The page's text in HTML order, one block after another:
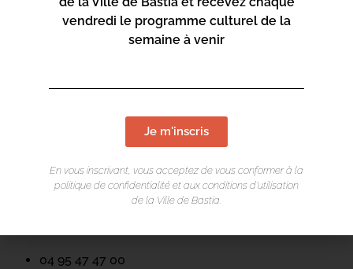
https://www.bastia.corsica/servizii/culture-
Centru culturale Alb’Oru
Rue St Exupéry
04 95 47 47 00
vendredi le programme culturel de la
semaine à venir
Je m'inscris
En vous inscrivant, vous acceptez de vous conformer à la
politique de confidentialité et aux conditions d’utilisation
de la Ville de Bastia.